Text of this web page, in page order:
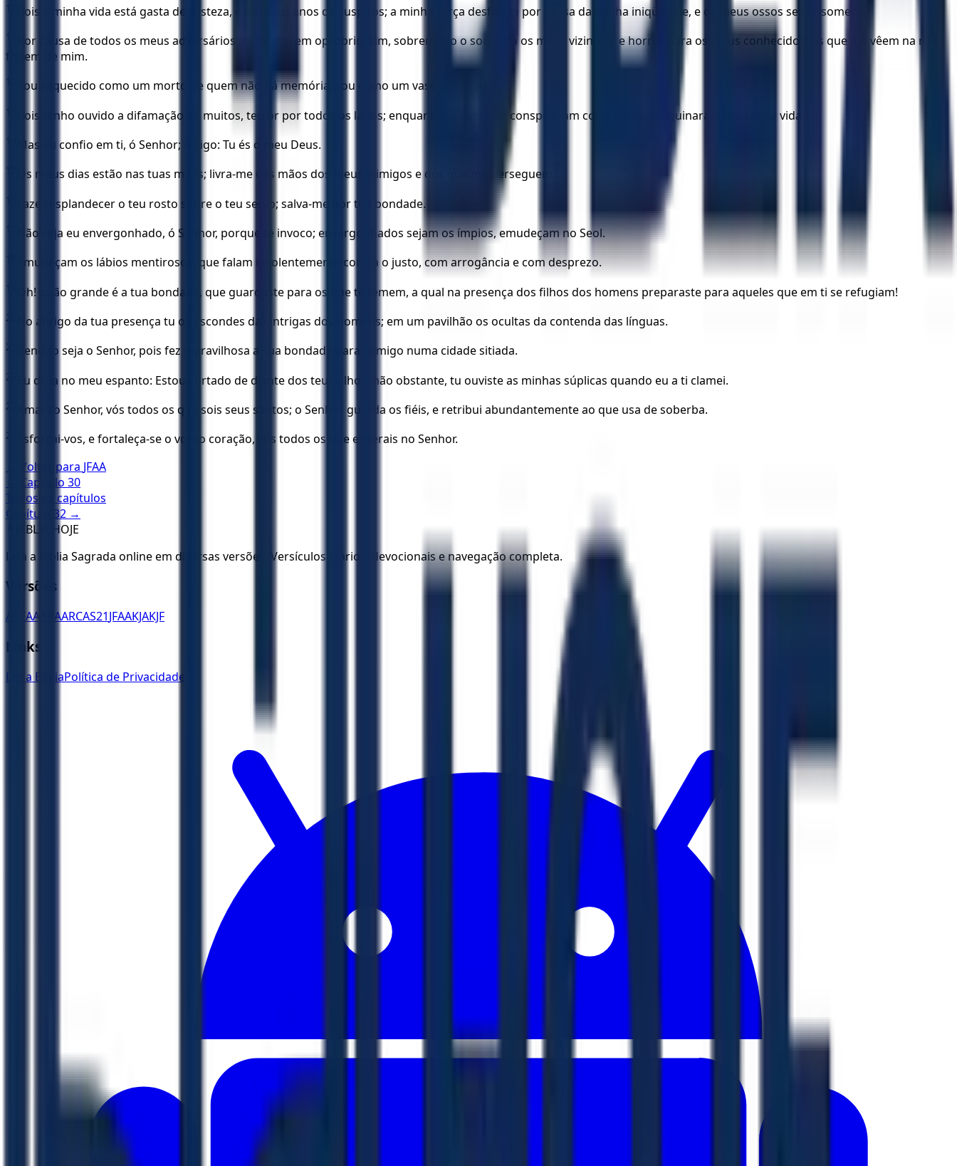
10 Pois a minha vida está gasta de tristeza, e os meus anos de suspiros; a minha força desfalece por causa da minha iniqüidade, e os meus ossos se consomem.
11
Por causa de todos os meus adversários tornei-me em opróbrio, sim, sobremodo o sou para os meus vizinhos, e horror para os meus conhecidos; os que me vêem na rua
fogem de mim.
12 Sou esquecido como um morto de quem não há memória; sou como um vaso quebrado.
13 Pois tenho ouvido a difamação de muitos, terror por todos os lados; enquanto juntamente conspiravam contra mim, maquinaram tirar-me a vida.
14 Mas eu confio em ti, ó Senhor; e digo: Tu és o meu Deus.
15 Os meus dias estão nas tuas mãos; livra-me das mãos dos meus inimigos e dos que me perseguem.
16 Faze resplandecer o teu rosto sobre o teu servo; salva-me por tua bondade.
17 Não seja eu envergonhado, ó Senhor, porque te invoco; envergonhados sejam os ímpios, emudeçam no Seol.
18 Emudeçam os lábios mentirosos, que falam insolentemente contra o justo, com arrogância e com desprezo.
19 Oh! quão grande é a tua bondade, que guardaste para os que te temem, a qual na presença dos filhos dos homens preparaste para aqueles que em ti se refugiam!
20 No abrigo da tua presença tu os escondes das intrigas dos homens; em um pavilhão os ocultas da contenda das línguas.
21 Bendito seja o Senhor, pois fez maravilhosa a sua bondade para comigo numa cidade sitiada.
22 Eu dizia no meu espanto: Estou cortado de diante dos teus olhos; não obstante, tu ouviste as minhas súplicas quando eu a ti clamei.
23 Amai ao Senhor, vós todos os que sois seus santos; o Senhor guarda os fiéis, e retribui abundantemente ao que usa de soberba.
24
Esforçai-vos, e fortaleça-se o vosso coração, vós todos os que esperais no Senhor.
← Voltar para JFAA
← Capítulo 30
Todos os capítulos
Capítulo
32 →
BÍBLIA HOJE
Leia a Bíblia Sagrada online em diversas versões. Versículos diários, devocionais e navegação completa.
Versões
ACFAA ARAARCAS21JFAAKJAKJF
Links
Ler a BíbliaPolítica de Privacidade